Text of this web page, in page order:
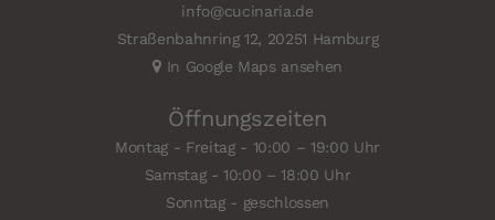
info@cucinaria.de
Straßenbahnring 12, 20251 Hamburg
In Google Maps ansehen
Öffnungszeiten
Montag - Freitag - 10:00 – 19:00 Uhr
Samstag - 10:00 – 18:00 Uhr
Sonntag - geschlossen